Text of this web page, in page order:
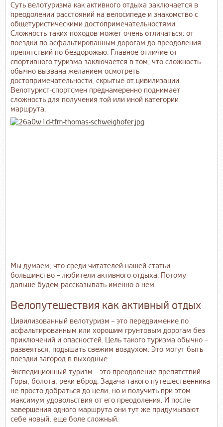
Суть велотуризма как активного отдыха заключается в
преодолении расстояний на велосипеде и знакомство с
общетуристическими достопримечательностями.
Сложность таких походов может очень отличаться: от
поездки по асфальтированным дорогам до преодоления
препятствий по бездорожью. Главное отличие от
спортивного туризма заключается в том, что сложность
обычно вызвана желанием осмотреть
достопримечательности, скрытые от цивилизации.
Велотурист-спортсмен преднамеренно поднимает
сложность для получения той или иной категории
маршрута.
Мы думаем, что среди читателей нашей статьи
большинство – любители активного отдыха. Потому
дальше будем рассказывать именно о нем.
Велопутешествия как активный отдых
Цивилизованный велотуризм – это передвижение по
асфальтированным или хорошим грунтовым дорогам без
приключений и опасностей. Цель такого туризма обычно –
развеяться, подышать свежим воздухом. Это могут быть
поездки загород в выходные.
Экспедиционный туризм – это преодоление препятствий.
Горы, болота, реки вброд. Задача такого путешественника
не просто добраться до цели, но и получить при этом
максимум удовольствия от его преодоления. И после
завершения одного маршрута они тут же придумывают
себе новый, еще боле сложный.